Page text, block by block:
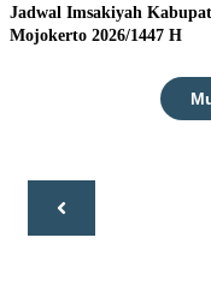
Jadwal Imsakiyah
Mojokerto 2026/1447 H